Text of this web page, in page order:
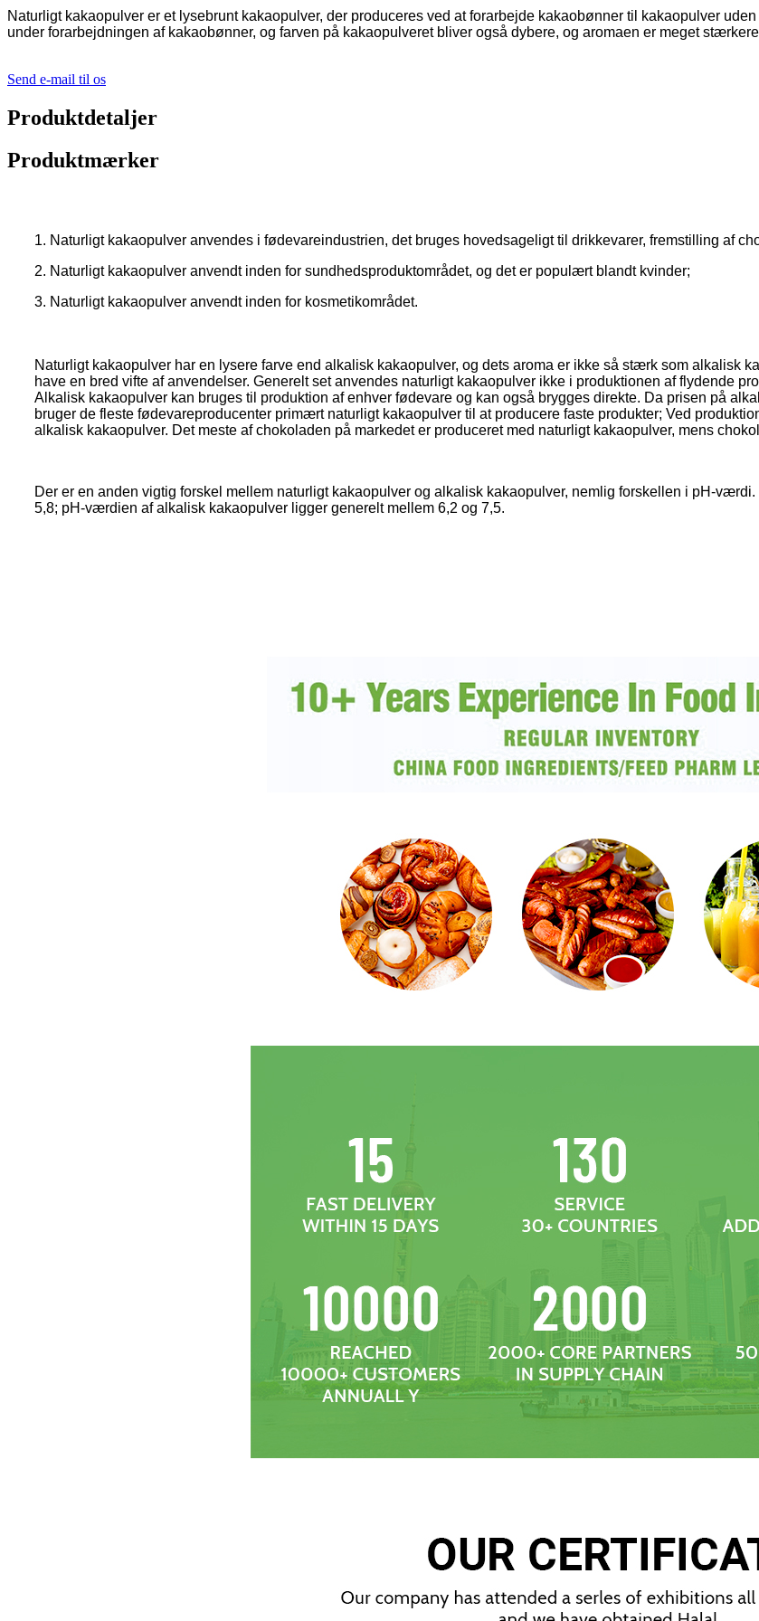
Naturligt kakaopulver er et lysebrunt kakaopulver, der produceres ved at forarbejde kakaobønner til kakaopulver
under forarbejdningen af ​​kakaobønner, og farven på kakaopulveret bliver også dybere, og aromaen er meget
Send e-mail til os
Produktdetaljer
Produktmærker
1. Naturligt kakaopulver anvendes i fødevareindustrien, det bruges hovedsageligt til drikkevarer, fremstilling af
2. Naturligt kakaopulver anvendt inden for sundhedsproduktområdet, og det er populært blandt kvinder;
3. Naturligt kakaopulver anvendt inden for kosmetikområdet.
Naturligt kakaopulver har en lysere farve end alkalisk kakaopulver, og dets aroma er ikke så stærk som alkalisk
have en bred vifte af anvendelser. Generelt set anvendes naturligt kakaopulver ikke i produktionen af ​​flydende
Alkalisk kakaopulver kan bruges til produktion af enhver fødevare og kan også brygges direkte. Da prisen på
bruger de fleste fødevareproducenter primært naturligt kakaopulver til at producere faste produkter; Ved
alkalisk kakaopulver. Det meste af chokoladen på markedet er produceret med naturligt kakaopulver, mens
Der er en anden vigtig forskel mellem naturligt kakaopulver og alkalisk kakaopulver, nemlig forskellen i pH-
5,8; pH-værdien af ​​alkalisk kakaopulver ligger generelt mellem 6,2 og 7,5.